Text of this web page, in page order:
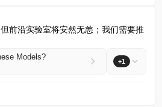
前沿实验室将安然无恙；我们需要推
Models? +1